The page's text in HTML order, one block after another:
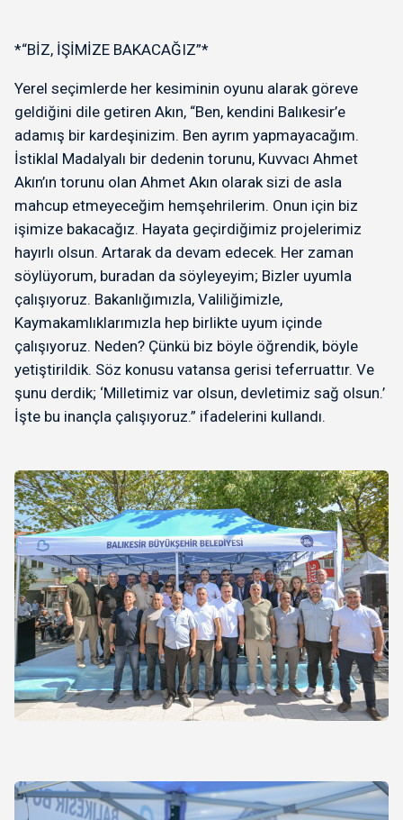
*“BİZ, İŞİMİZE BAKACAĞIZ”*
Yerel seçimlerde her kesiminin oyunu alarak göreve
geldiğini dile getiren Akın, “Ben, kendini Balıkesir’e
adamış bir kardeşinizim. Ben ayrım yapmayacağım.
İstiklal Madalyalı bir dedenin torunu, Kuvvacı Ahmet
Akın’ın torunu olan Ahmet Akın olarak sizi de asla
mahcup etmeyeceğim hemşehrilerim. Onun için biz
işimize bakacağız. Hayata geçirdiğimiz projelerimiz
hayırlı olsun. Artarak da devam edecek. Her zaman
söylüyorum, buradan da söyleyeyim; Bizler uyumla
çalışıyoruz. Bakanlığımızla, Valiliğimizle,
Kaymakamlıklarımızla hep birlikte uyum içinde
çalışıyoruz. Neden? Çünkü biz böyle öğrendik, böyle
yetiştirildik. Söz konusu vatansa gerisi teferruattır. Ve
şunu derdik; ‘Milletimiz var olsun, devletimiz sağ olsun.’
İşte bu inançla çalışıyoruz.” ifadelerini kullandı.